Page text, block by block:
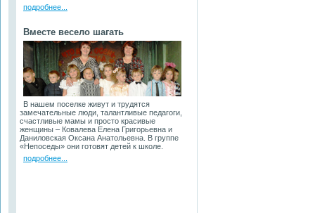
подробнее...
Вместе весело шагать
В нашем поселке живут и трудятся
замечательные люди, талантливые педагоги,
счастливые мамы и просто красивые
женщины – Ковалева Елена Григорьевна и
Даниловская Оксана Анатольевна. В группе
«Непоседы» они готовят детей к школе.
подробнее...